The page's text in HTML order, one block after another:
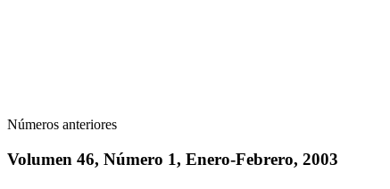
Números anteriores
Volumen 46, Número 1, Enero-Febrero, 2003